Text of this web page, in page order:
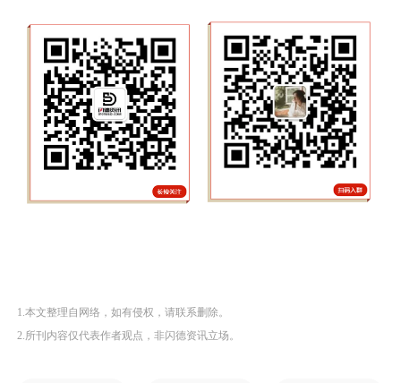
1.本文整理自网络，如有侵权，请联系删除。
2.所刊内容仅代表作者观点，非闪德资讯立场。